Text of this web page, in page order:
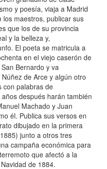
y poesía, viaja a Madrid
maestros, publicar sus
que los de su provincia
y la belleza y,
El poeta se matricula a
en el viejo caserón de
Bernardo y va
de Arce y algún otro
con palabras de
después harán también
Machado y Juan
él. Publica sus versos en
dibujado en la primera
junto a otros tres
campaña económica para
que afectó a la
de 1884.